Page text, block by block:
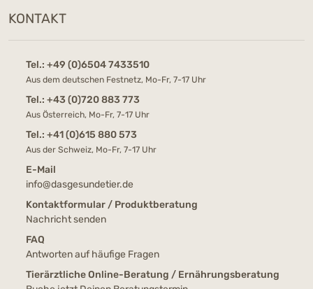
KONTAKT
Tel.: +49 (0)6504 7433510
Aus dem deutschen Festnetz, Mo-Fr, 7-17 Uhr
Tel.: +43 (0)720 883 773
Aus Österreich, Mo-Fr, 7-17 Uhr
Tel.: +41 (0)615 880 573
Aus der Schweiz, Mo-Fr, 7-17 Uhr
E-Mail
info@dasgesundetier.de
Kontaktformular / Produktberatung
Nachricht senden
FAQ
Antworten auf häufige Fragen
Tierärztliche Online-Beratung / Ernährungsberatung